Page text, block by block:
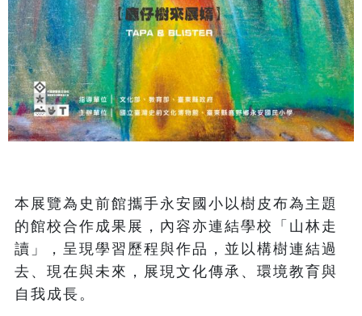
本展覽為史前館攜手永安國小以樹皮布為主題
的館校合作成果展，內容亦連結學校「山林走
讀」，呈現學習歷程與作品，並以構樹連結過
去、現在與未來，展現文化傳承、環境教育與
自我成長。